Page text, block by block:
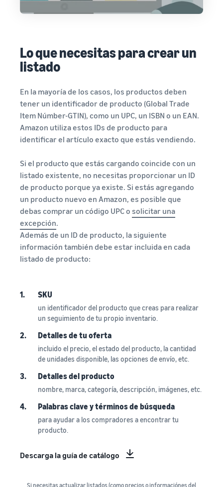
Lo que necesitas para crear un
listado
En la mayoría de los casos, los productos deben
tener un identificador de producto (Global Trade
Item Númber-GTIN), como un UPC, un ISBN o un EAN.
Amazon utiliza estos IDs de producto para
identificar el artículo exacto que estás vendiendo.
Si el producto que estás cargando coincide con un
listado existente, no necesitas proporcionar un ID
de producto porque ya existe. Si estás agregando
un producto nuevo en Amazon, es posible que
debas comprar un código UPC o solicitar una
excepción.
Además de un ID de producto, la siguiente
información también debe estar incluida en cada
listado de producto:
1. SKU
un identificador del producto que creas para realizar
un seguimiento de tu propio inventario.
2. Detalles de tu oferta
incluido el precio, el estado del producto, la cantidad
de unidades disponible, las opciones de envío, etc.
3. Detalles del producto
nombre, marca, categoría, descripción, imágenes, etc.
4. Palabras clave y términos de búsqueda
para ayudar a los compradores a encontrar tu
producto.
Descarga la guía de catálogo
Si necesitas actualizar listados (como precios o informaciónes del